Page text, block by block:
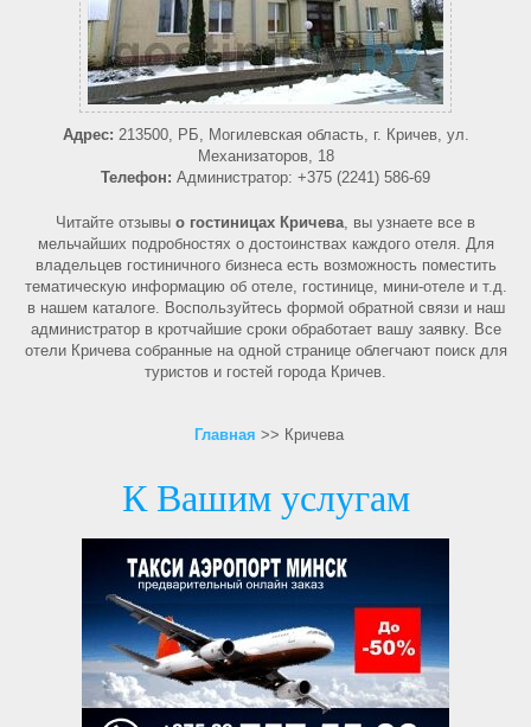
Адрес: 213500, РБ, Могилевская область, г. Кричев, ул.
Механизаторов, 18
Телефон: Администратор: +375 (2241) 586-69
Читайте отзывы о гостиницах Кричева, вы узнаете все в
мельчайших подробностях о достоинствах каждого отеля. Для
владельцев гостиничного бизнеса есть возможность поместить
тематическую информацию об отеле, гостинице, мини-отеле и т.д.
в нашем каталоге. Воспользуйтесь формой обратной связи и наш
администратор в кротчайшие сроки обработает вашу заявку. Все
отели Кричева собранные на одной странице облегчают поиск для
туристов и гостей города Кричев.
Главная >> Кричева
К Вашим услугам